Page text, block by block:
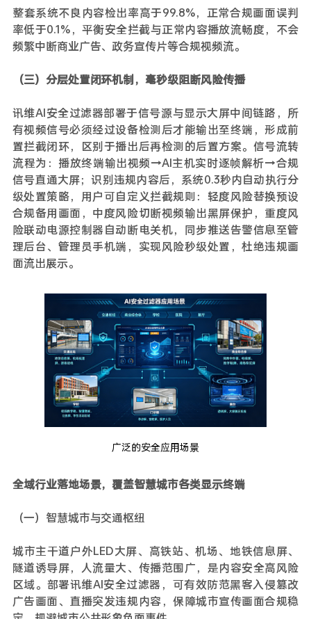
整套系统不良内容检出率高于99.8%，正常合规画面误判
率低于0.1%，平衡安全拦截与正常内容播放流畅度，不会
频繁中断商业广告、政务宣传片等合规视频流。
（三）分层处置闭环机制，毫秒级阻断风险传播
讯维AI安全过滤器部署于信号源与显示大屏中间链路，所
有视频信号必须经过设备检测后才能输出至终端，形成前
置拦截闭环，区别于播出后再检测的后置方案。信号流转
流程为：播放终端输出视频→AI主机实时逐帧解析→合规
信号直通大屏；识别违规内容后，系统0.3秒内自动执行分
级处置策略，用户可自定义拦截规则：轻度风险替换预设
合规备用画面，中度风险切断视频输出黑屏保护，重度风
险联动电源控制器自动断电关机，同步推送告警信息至管
理后台、管理员手机端，实现风险秒级处置，杜绝违规画
面流出展示。
广泛的安全应用场景
全域行业落地场景，覆盖智慧城市各类显示终端
（一）智慧城市与交通枢纽
城市主干道户外LED大屏、高铁站、机场、地铁信息屏、
隧道诱导屏，人流量大、传播范围广，是内容安全高风险
区域。部署讯维AI安全过滤器，可有效防范黑客入侵篡改
广告画面、直播突发违规内容，保障城市宣传画面合规稳